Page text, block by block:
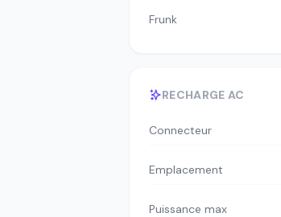
Frunk
RECHARGE AC
Connecteur
Emplacement
Puissance max